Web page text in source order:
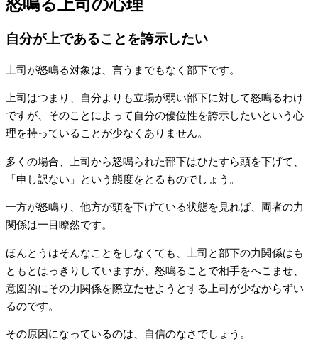
怒鳴る上司の心理
自分が上であることを誇示したい
上司が怒鳴る対象は、言うまでもなく部下です。
上司はつまり、自分よりも立場が弱い部下に対して怒鳴るわけ
ですが、そのことによって自分の優位性を誇示したいという心
理を持っていることが少なくありません。
多くの場合、上司から怒鳴られた部下はひたすら頭を下げて、
「申し訳ない」という態度をとるものでしょう。
一方が怒鳴り、他方が頭を下げている状態を見れば、両者の力
関係は一目瞭然です。
ほんとうはそんなことをしなくても、上司と部下の力関係はも
ともとはっきりしていますが、怒鳴ることで相手をへこませ、
意図的にその力関係を際立たせようとする上司が少なからずい
るのです。
その原因になっているのは、自信のなさでしょう。